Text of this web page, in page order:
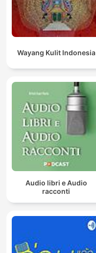
Wayang Kulit Indonesia
Audio libri e Audio
racconti